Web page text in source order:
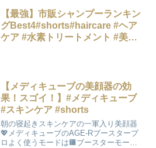
【最強】市販シャンプーランキン
グBest4#shorts#haircare #ヘア
ケア #水素トリートメント #美髪
【メディキューブの美顔器の効
果！スゴイ！】#メディキューブ
#スキンケア #shorts
朝の寝起きスキンケアの一軍入り美顔器
💖メディキューブのAGE-Rブースタープ
ロよく使うモードは🟧ブースターモード